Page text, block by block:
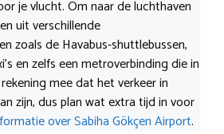
je vlucht. Om naar de luchthaven
uit verschillende
zoals de Havabus-shuttlebussen,
en zelfs een metroverbinding die in
mee dat het verkeer in
zijn, dus plan wat extra tijd in voor
over Sabiha Gökçen Airport.